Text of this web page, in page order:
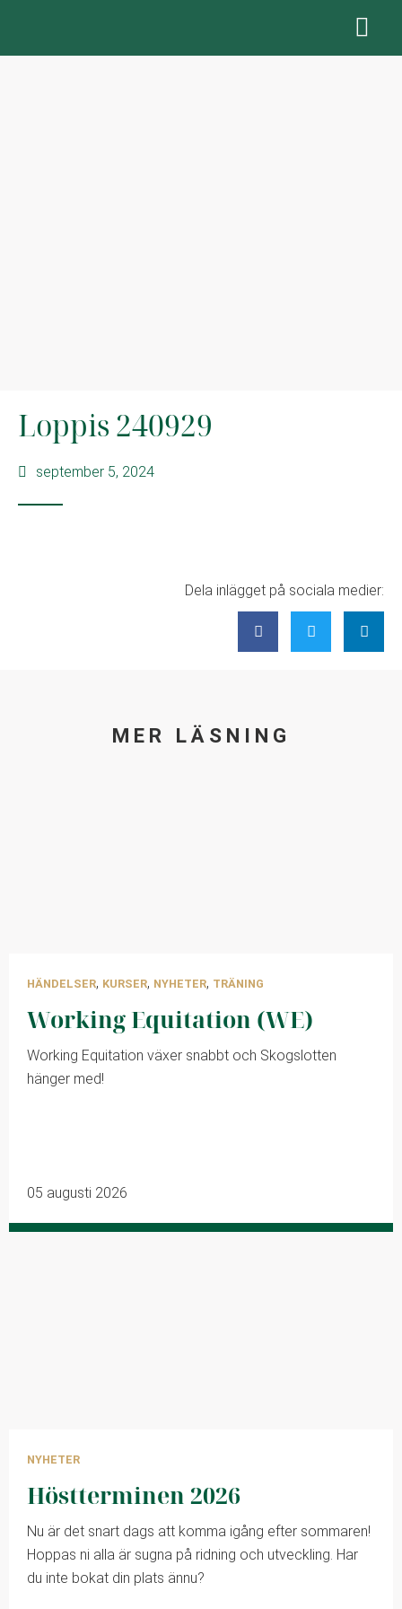
Loppis 240929
september 5, 2024
Dela inlägget på sociala medier:
MER LÄSNING
HÄNDELSER, KURSER, NYHETER, TRÄNING
Working Equitation (WE)
Working Equitation växer snabbt och Skogslotten
hänger med!
05 augusti 2026
NYHETER
Höstterminen 2026
Nu är det snart dags att komma igång efter sommaren!
Hoppas ni alla är sugna på ridning och utveckling. Har
du inte bokat din plats ännu?